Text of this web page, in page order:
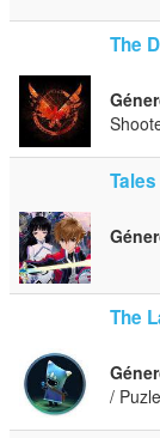
The
The
/ Puzle